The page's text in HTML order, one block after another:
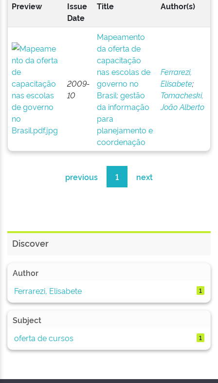
Preview
Issue
Date
Title Author(s)
2009-
10
Mapeamento
da oferta de
capacitação
nas escolas de
governo no
Brasil: gestão
da informação
para
planejamento e
coordenação
Ferrarezi,
Elisabete;
Tomacheski,
João Alberto
previous 1 next
Discover
Author
Ferrarezi, Elisabete
1
Subject
oferta de cursos
1